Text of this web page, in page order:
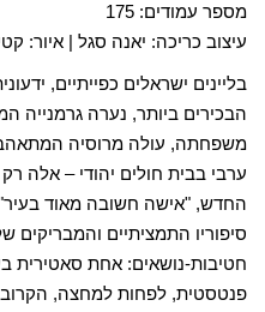
מספר עמודים: 175
עיצוב כריכה: יאנה סגל | איור:
בליינים ישראלים כפייתיים,
הבכירים ביותר, נערה
משפחתה, עולה מרוסיה
ערבי בבית חולים יהודי – אלה
החדש, "אישה חשובה מאוד
סיפוריו התמציתיים
חטיבות-נושאים: אחת סאטירית
פנטסטית, לפחות למחצה,